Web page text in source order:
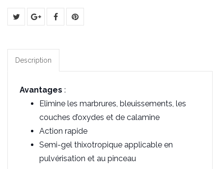
Description
Avantages :
Elimine les marbrures, bleuissements, les
couches d’oxydes et de calamine
Action rapide
Semi-gel thixotropique applicable en
pulvérisation et au pinceau